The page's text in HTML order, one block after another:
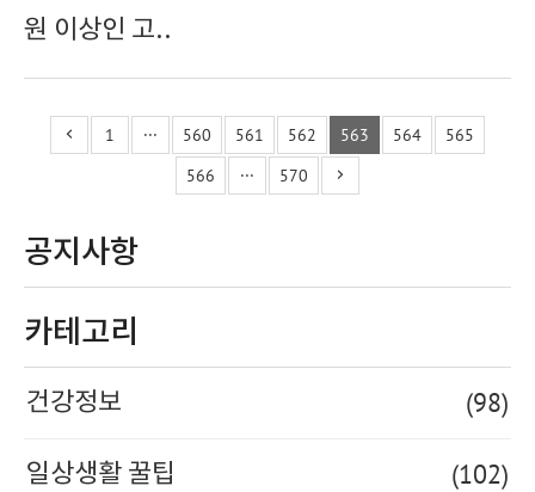
원 이상인 고..
1 ··· 560 561 562 563 564
565
566
··· 570
공지사항
카테고리
건강정보 (98)
일상생활 꿀팁 (102)